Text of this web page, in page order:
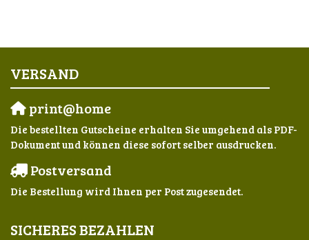
VERSAND
print@home
Die bestellten Gutscheine erhalten Sie umgehend als PDF-
Dokument und können diese sofort selber ausdrucken.
Postversand
Die Bestellung wird Ihnen per Post zugesendet.
SICHERES BEZAHLEN